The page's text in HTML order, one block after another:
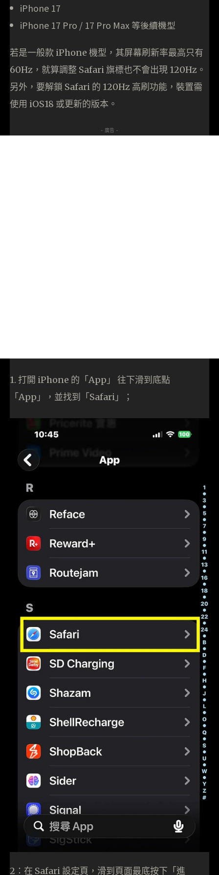
iPhone 17
iPhone 17 Pro / 17 Pro Max 等後續機型
若是一般款 iPhone 機型，其屏幕刷新率最高只有
60Hz，就算調整 Safari 旗標也不會出現 120Hz。
另外，要解鎖 Safari 的 120Hz 高刷功能，裝置需
使用 iOS18 或更新的版本。
- 廣告 -
1. 打開 iPhone 的「App」 往下滑到底點
「App」，並找到「Safari」；
2：在 Safari 設定頁，滑到頁面最底按下「進